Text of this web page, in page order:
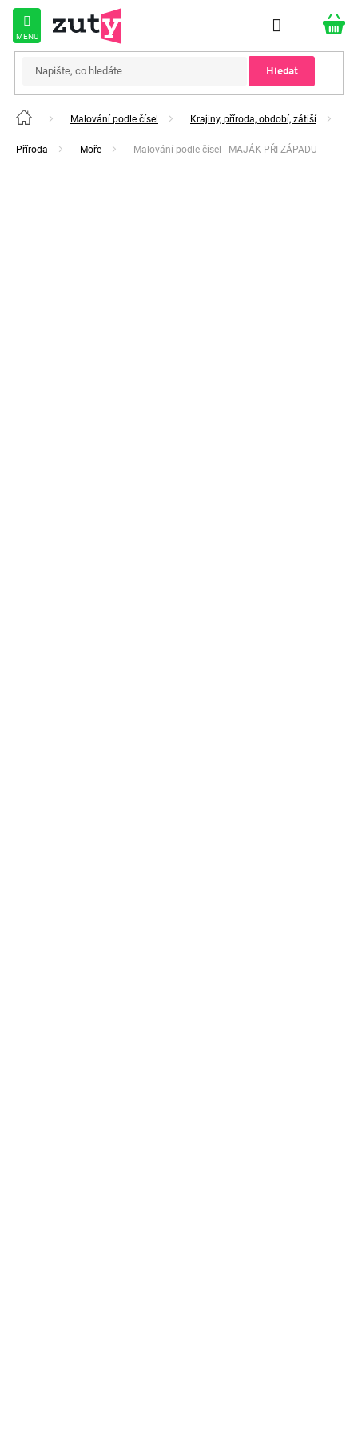
Přejít
obsah
Hledat
Domů Malování podle čísel Krajiny, příroda, období, zátiší
Příroda Moře Malování podle čísel - MAJÁK PŘI ZÁPADU